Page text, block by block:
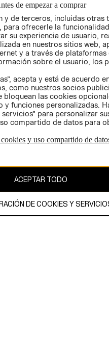
GIFT CARD
AVISO DE
AB
de empezar a comprar
y de terceros, incluidas otras
para ofrecerle la
su experiencia de usuario,
en nuestros sitios web,
y a través de plataformas
sobre el usuario, los
acepta y está de acuerdo
como nuestros socios
bloquean las cookies
y funciones personalizadas.
para personalizar
compartido de datos para
y uso compartido de
ACEPTAR TODO
DE COOKIES Y